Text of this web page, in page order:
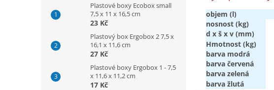
Plastové boxy Ecobox small
7,5 x 11 x 16,5 cm
23 Kč
Plastový box Ergobox 2 7,5 x
16,1 x 11,6 cm
27 Kč
Plastové boxy Ergobox 1 - 7,5
x 11,6 x 11,2 cm
17 Kč
objem (l)
nosnost (kg)
d x š x v (mm)
Hmotnost (kg)
barva modrá
barva červená
barva zelená
barva žlutá